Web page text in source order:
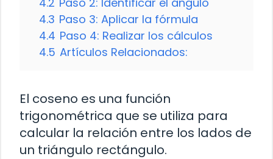
4.3 Paso 3: Aplicar la fórmula
4.4 Paso 4: Realizar los cálculos
4.5 Artículos Relacionados:
El coseno es una función
trigonométrica que se utiliza para
calcular la relación entre los lados de
un triángulo rectángulo.